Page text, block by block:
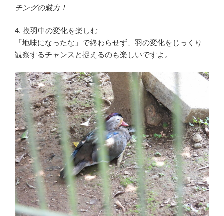
チングの魅力！
4. 換羽中の変化を楽しむ
「地味になったな」で終わらせず、羽の変化をじっくり
観察するチャンスと捉えるのも楽しいですよ。